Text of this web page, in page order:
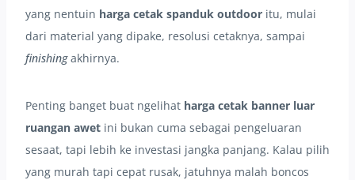
yang nentuin harga cetak spanduk outdoor itu, mulai
dari material yang dipake, resolusi cetaknya, sampai
finishingakhirnya.
Penting banget buat ngelihat harga cetak banner luar
ruangan awet ini bukan cuma sebagai pengeluaran
sesaat, tapi lebih ke investasi jangka panjang. Kalau pilih
yang murah tapi cepat rusak, jatuhnya malah boncos